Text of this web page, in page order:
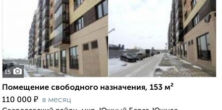
15
Помещение свободного назначения, 153 м²
110 000 ₽ в месяц